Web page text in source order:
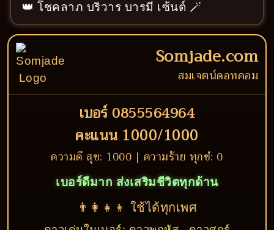
👑 โชคลาภ บริวาร บารมี เซ้นต์ 🪄
Somjade.com
สมเจตน์ดอทคอม
เบอร์ 0855564964
คะแนน 1000/1000
ความดี สุข: 1000 | ความร้าย ทุกข์: 0
เบอร์ดีมาก ส่งเสริมชีวิตทุกด้าน
👨‍👩‍👧‍👦 ใช้ได้ทุกเพศ